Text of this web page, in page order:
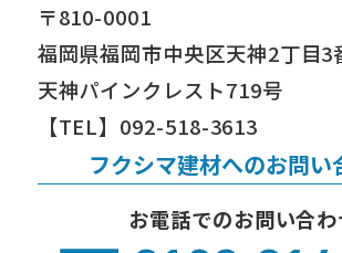
〒810-0001
福岡県福岡市中央区天神2丁目3
天神パインクレスト719号
【TEL】092-518-3613
フクシマ建材へのお問い
お電話でのお問い合わ